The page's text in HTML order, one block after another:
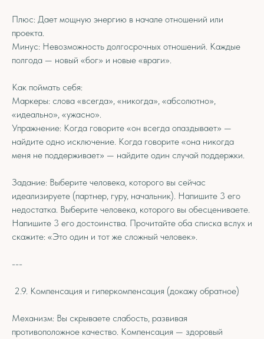
Плюс: Дает мощную энергию в начале отношений или
проекта.
Минус: Невозможность долгосрочных отношений. Каждые
полгода — новый «бог» и новые «враги».
Как поймать себя:
Маркеры: слова «всегда», «никогда», «абсолютно»,
«идеально», «ужасно».
Упражнение: Когда говорите «он всегда опаздывает» —
найдите одно исключение. Когда говорите «она никогда
меня не поддерживает» — найдите один случай поддержки.
Задание: Выберите человека, которого вы сейчас
идеализируете (партнер, гуру, начальник). Напишите 3 его
недостатка. Выберите человека, которого вы обесцениваете.
Напишите 3 его достоинства. Прочитайте оба списка вслух и
скажите: «Это один и тот же сложный человек».
---
2.9. Компенсация и гиперкомпенсация (докажу обратное)
Механизм: Вы скрываете слабость, развивая
противоположное качество. Компенсация — здоровый